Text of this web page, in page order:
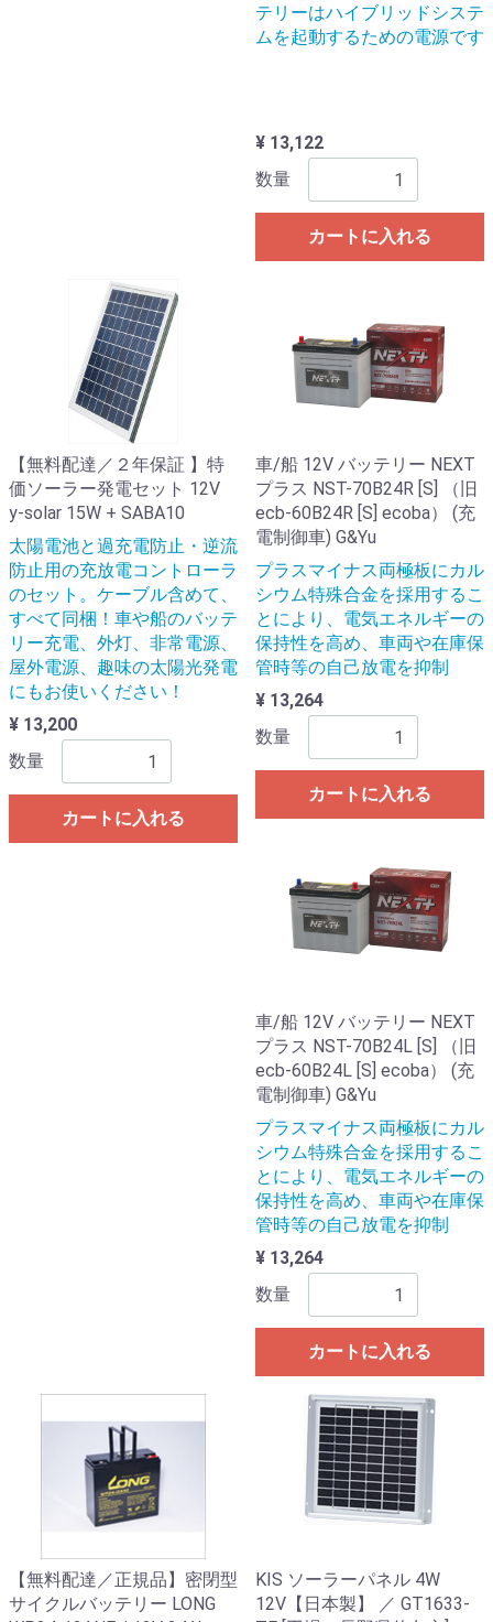
テリーはハイブリッドシステ
ムを起動するための電源です
¥ 13,122
数量
カートに入れる
【無料配達／２年保証 】特
価ソーラー発電セット 12V
y-solar 15W + SABA10
太陽電池と過充電防止・逆流
防止用の充放電コントローラ
のセット。ケーブル含めて、
すべて同梱！車や船のバッテ
リー充電、外灯、非常電源、
屋外電源、趣味の太陽光発電
にもお使いください！
¥ 13,200
数量
カートに入れる
車/船 12V バッテリー NEXT
プラス NST-70B24R [S] （旧
ecb-60B24R [S] ecoba） (充
電制御車) G&Yu
プラスマイナス両極板にカル
シウム特殊合金を採用するこ
とにより、電気エネルギーの
保持性を高め、車両や在庫保
管時等の自己放電を抑制
¥ 13,264
数量
カートに入れる
車/船 12V バッテリー NEXT
プラス NST-70B24L [S] （旧
ecb-60B24L [S] ecoba） (充
電制御車) G&Yu
プラスマイナス両極板にカル
シウム特殊合金を採用するこ
とにより、電気エネルギーの
保持性を高め、車両や在庫保
管時等の自己放電を抑制
¥ 13,264
数量
カートに入れる
【無料配達／正規品】密閉型
サイクルバッテリー LONG
KIS ソーラーパネル 4W
12V【日本製】 ／ GT1633-